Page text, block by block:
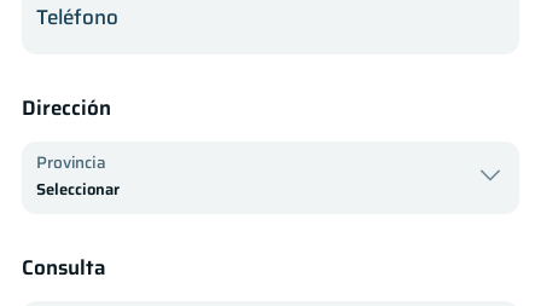
Teléfono
Dirección
Provincia
Consulta